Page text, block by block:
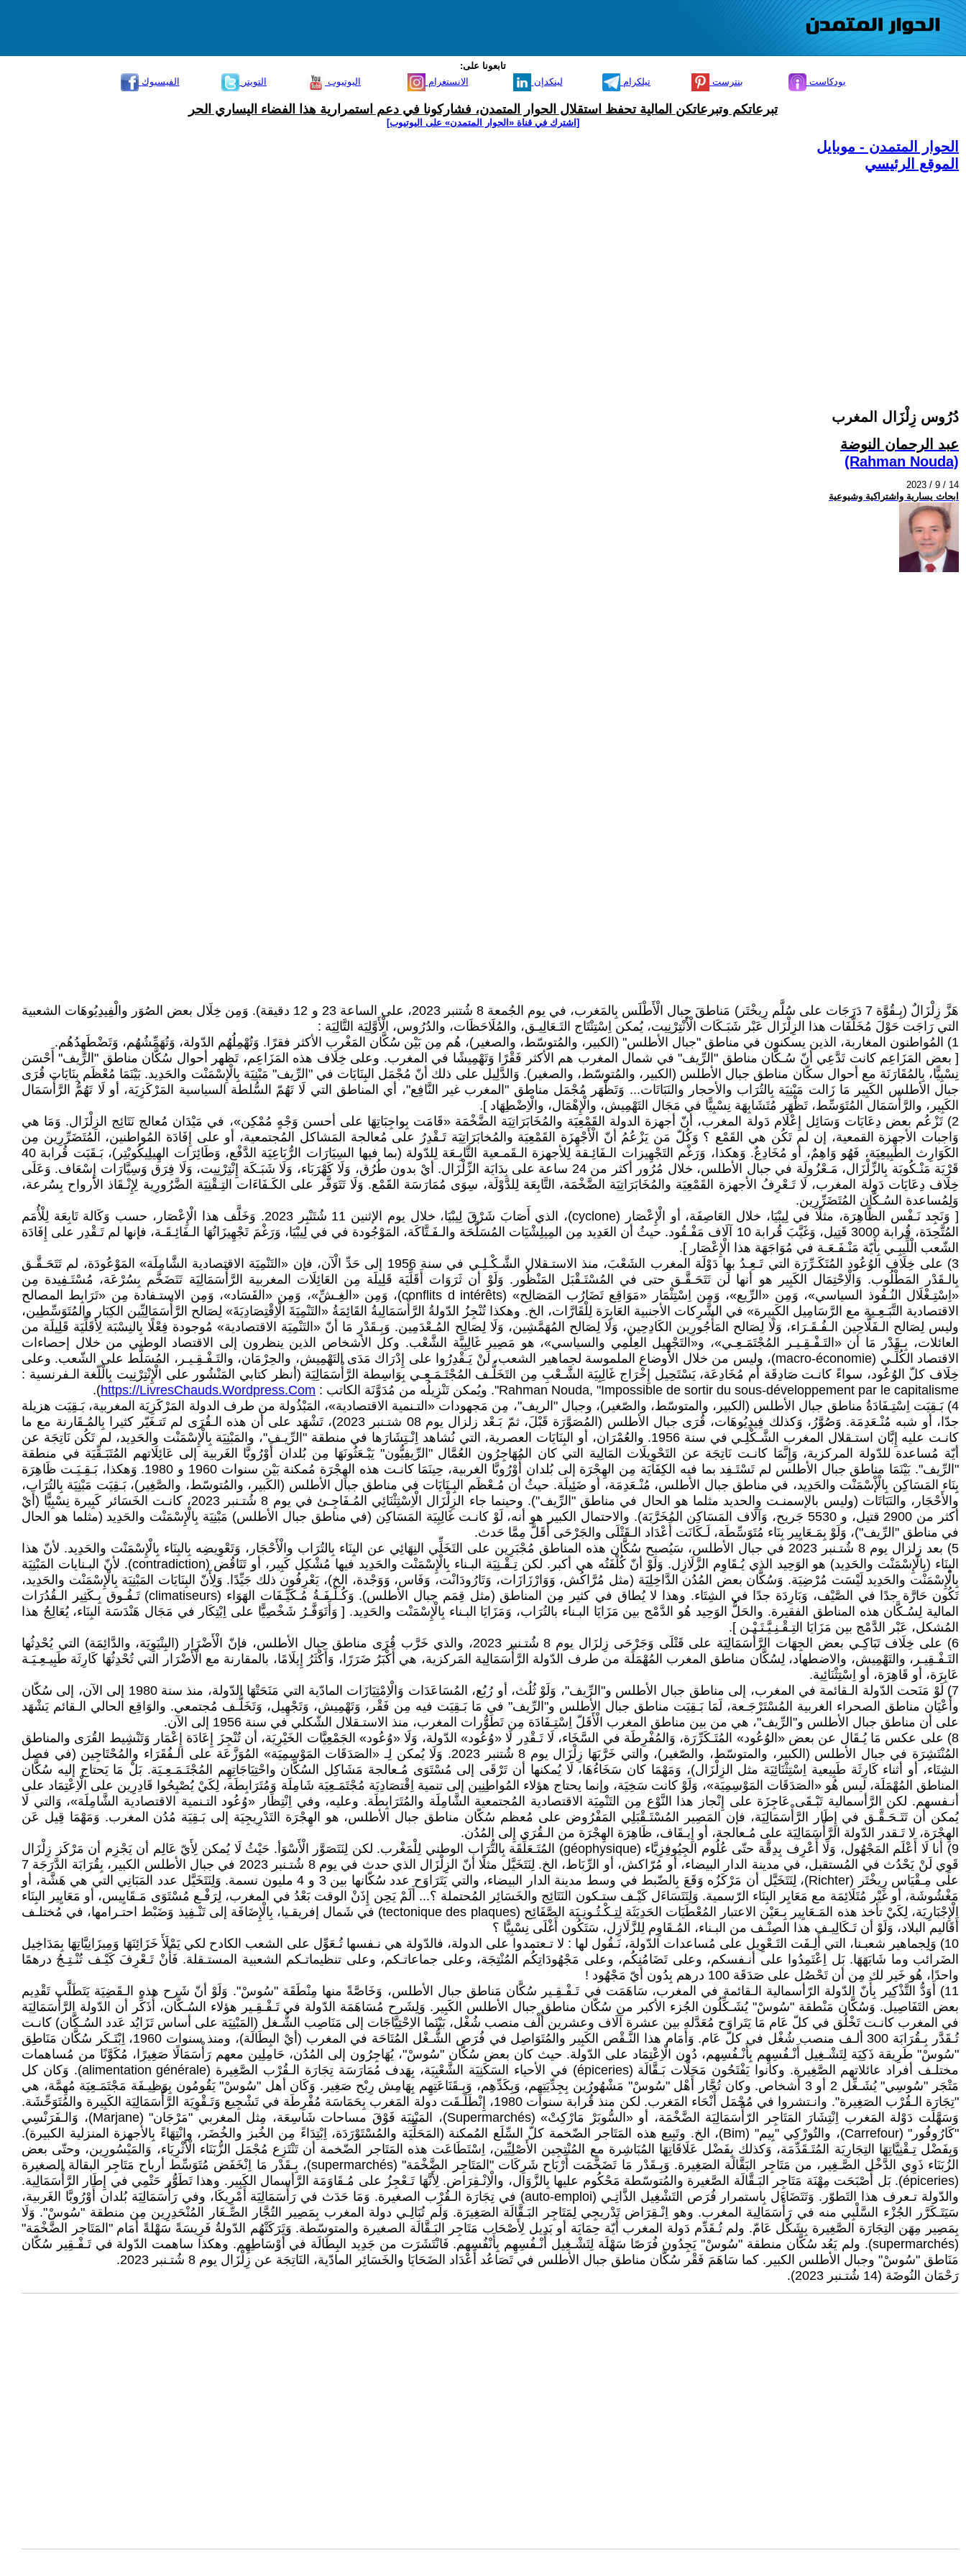
تابعونا على:
الفيسبوك
التويتر اليوتيوب الانستغرام لينكدإن تيلكرام بنترست بودكاست
تبرعاتكم وتبرعاتكن المالية تحفظ استقلال الحوار المتمدن، فشاركونا في دعم استمرارية هذا الفضاء اليساري الحر
[اشترك في قناة ‫«الحوار المتمدن» على اليوتيوب]
الحوار المتمدن - موبايل
الموقع الرئيسي
دُرُوس زِلْزَال المغرب
عبد الرحمان النوضة
(Rahman Nouda)
2023 / 9 / 14
ابحاث يسارية واشتراكية وشيوعية
هَزَّ زِلْزَالٌ (بِـقُوَّة 7 دَرَجَات على سُلَّم رِيخْتَر) مَناطقَ جِبال الْأَطْلَس بِالمَغرب، في يوم الجُمعة 8 شُتنبر 2023، على الساعة 23 و 12 دقيقة). وَمِن خِلَال بعض الصُوَر والْفِيدِيُوهَات الشعبية
التي رَاجَت حَوْلَ مُخَلَّفَات هذا الزِلْزَال عَبْر شَبَـكَات الْأَنْتِرْنِيت، يُمكن اِسْتِنْتَاج التَـعَالِيـق، والمُلَاحَظَات، والدُرُوس، الْأَوَّلِيَة التَّالِيَة :
1) المُواطنون المغاربة، الذين يسكنون في مناطق "جبال الأطلس" (الكبير، والمُتوسّط، والصغير)، هُم مِن بَيْن سُكَّان المَغْرب الأكثر فقرًا. وَتُهْمِلُهُم الدّولة، وَتُهَمِّشُهُم، وَتَضْطَهِدُهُم.
[ بعض المَزَاعِم كانت تَدَّعِي أنّ سُـكَّان مناطق "الرِّيف" في شمال المغرب هم الأكثر فَقْرًا وَتَهْمِيشًا في المغرب. وعلى خِلَاف هذه المَزَاعِم، تَظهر أحوال سُكَّان مناطق "الرِّيف" أَحْسَن
نِسْبِيًّا، بِالمُقَارَنَة مع أحوال سكّان مناطق جبال الأطلس (الكبير، والمُتوسّط، والصغير). وَالدَّلِيل على ذلك أنّ مُجْمَل البِنَايَات في "الرِّيف" مَبْنِيَة بِالْإِسْمَنْت والحَدِيد. بَيْنَمَا مُعْظَم بِنَايَات قُرَى
جبال الأطلس الكَبِير مَا زَالت مَبْنِيَة بِالتُرَاب والأحجار والنَبَاتَات... وَتَظْهَر مُجْمَل مناطق "المغرب غير النَّافِع"، أي المناطق التي لَا تَهُمّ السُّلطة السياسية المَرْكَزِيَة، أو لَا تَهُمُّ الرَّأْسَمَال
الكَبِير، والرَّأْسَمَال المُتَوَسِّط، تَظْهَر مُتَشَابِهَة نِسْبِيًّا في مَجَال التَهْمِيش، والْإِهْمَال، والْاِضْطِهَاد ].
2) تَزْعُم بعض دِعَايَات وَسَائِل إِعْلَام دَولة المغرب، أنّ أجهزة الدولة القَمْعِيَة والمُخَابَرَاتِيَة الضَّخْمَة «قَامَت بِواجِبَاتِهَا على أحسن وَجْهٍ مُمْكِن»، في مَيْدَان مُعالج نَتَائِج الزِلْزَال. وَمَا هي
وَاجبات الأجهزة القمعية، إن لم تَكُن هي القَمْع ؟ وَكُلّ مَن يَزْعُمُ أنّ الْأَجْهِزَة القَمْعِيَة والمُخابَرَاتِيَة تَـقْدِرُ على مُعالجة المَشاكل المُجتمعية، أو على إِفَادَة المُواطنين، المُتَضَرِّرِين مِن
الكَوَارِث الطَبِيعِيَة، فَهُو وَاهِمٌ، أو مُخَادِعٌ. وَهكذا، وَرَغْم التَجْهِيزات الـفَائِـقة لِلأجهزة الـقَمـعية التَّابِـعَة لِلدّولة (بما فيها السِيَارَات الرُّبَاعِيَة الدَّفْع، وَطَائِرَات الهِيلِيكُوبْتِر)، بَـقَيَت قُرابة 40
قَرْيَة مَنْـكُوبَة بِالزِّلْزَال، مَـعْزُولَة في جبال الأطلس، خلال مُرُور أكثر من 24 ساعة على بِدَايَة الزِّلْزَال. أيْ بدون طُرُق، وَلَا كَهْرَبَاء، وَلَا شَبَـكَة إِنْتِرْنِيت، وَلَا فِرَق وَسِيَّارَات إِسْعَاف. وَعَلَى
خِلَاف دِعَايَات دَولة المغرب، لَا تَـعْرِفُ الأجهزة القَمْعِيَة والمُخَابَرَاتِيَة الضَّخْمَة، التَّابِعَة لِلدَّوْلَة، سِوَى مُمَارَسَة القََمْع. وَلَا تَتَوَفَّر على الكَـفَاءَات التِـقْنِيَة الضَّرُورِية لِإِنْـقَاذ الأرواح بِسُرعة،
وَلِمُساعدة السُـكَّان المُتَضَرِّرِين.
[ وَنَجِد نَـفْس الظَّاهِرَة، مثلًا في لِيبْيَا، خلال العَاصِفَة، أو الْإِعْصَار (cyclone)، الذي أَصَابَ شَرْقَ لِيبْيَا، خلال يوم الإثنين 11 شُتَنْبِر 2023. وَخَلَّف هذا الْإِعْصَار، حسب وَكَالة تَابِعَة لِلْأُمَم
المُتَّحِدَة، قُرابة 3000 قَتِيل، وَغَيَّبَ قُرابة 10 آلَاف مَفْـقُود. حيثُ أن العَدِيد مِن المِيلِشْيَات المُسَلَّحَة والـفَـتَّاكَة، المَوْجُودة في في لِيبْيَا، وَرَغْمَ تَجْهِيزَاتُهَا الـفَائِـقَـة، فإنها لم تَـقْدِر على إِفَادَة
الشّعب الْلِّيبِـي بِأَيّة مَنْـفَـعَـة في مُوَاجَهَة هذا الْإِعْصَار ].
3) على خِلَاف الوُعُود المُتَكَـرِّرَة التي تَـعِـدُ بها دَوْلَة المغرب الشَعْبَ، منذ الاستـقلال الشَّـكْـلِـي في سنة 1956 إلى حَدِّ الْآن، فإن «التَنْمِيَة الاقتصادية الشَّامِلَة» المَوْعُودَة، لم تَتَحَـقَّـق
بِالـقَدْر المَطْلُوب. وَالْاِحْتِمَال الكَبِير هو أنها لَن تَتَحَـقَّـق حتى في المُسْتَـقْبَل المَنْظُور. وَلَوْ أن ثَرَوَات أَقَلِّيَة قَلِيلَة مِن العَائِلَات المغربية الرَّأْسَمَالِيَة تَتَضَخَّم بِسُرْعَة، مُسْتَـفِيدة مِن
«اِسْتِـغْلَال النُـفُوذ السياسي»، وَمِن «الرِّيع»، وَمِن اِسْتِثْمَار «مَوَاقِع تَضَارُب المَصَالِح» (conflits d intérêts)، وَمِن «الغِـشِّ»، وَمِن «الفَسَاد»، وَمِن الاستـفادة مِن «تَرَابِط المصالح
الاقتصادية التَّبَـعِـية مع الرَّسَامِيل الكَبِيرة» في الشَّرِكات الأجنبية العَابِرَة لِلْقَارَّات، الخ. وهكذا تُنْجِزُ الدّولةُ الرَّأْسَمَالِيةُ القَائِمَةُ «التَنْمِيَةَ الْاِقْتِصَادِيَةَ» لِصَالح الرَّأْسَمَالِيِّين الكِبَار والمُتَوَسِّطِين،
وليس لِصَالح الـفَلَّاحِين الـفُـقَـرَاء، وَلَا لِصَالح المَأْجُورِين الكَادِحِين، وَلَا لِصَالح المُهَمَّشِين، وَلَا لِصَالِح المُـعْدَمِين. وَبِـقَدْرِ مَا أنّ «التَنْمِيَة الاقتصادية» مُوجودة فِعْلًا بِالنِسْبَة لِأَقَلِّيَة قَلِيلَة من
العائلات، بِـقَدْر مَا أن «التَـفْـقِـيـر المُجْتَمَـعِـي»، و«التَجْهِيل العِلْمِي والسياسي»، هو مَصِير غَالِبِيَّة الشَّعْب. وكل الأشخاص الذين ينظرون إلى الاقتصاد الوطني من خلال إحصاءات
الاقتصاد الكُلِّـي (macro-économie)، وليس من خلال الأوضاع الملموسة لجماهير الشعب، لَنْ يَـقْدِرُوا على إِدْرَاك مَدَى التَهْمِيش، والحِرْمَان، والتَـفْـقِـيـر، المُسَلَّط على الشّعب. وعلى
خِلَاف كلّ الوُعُود، سواءً كانـت صَادِقَة أم مُخَادِعَة، يَسْتَحِيل إِخْرَاج غَالِبِيَة الشَّـعْبِ مِن التَخَلُّـف المُجْتَـمَـعِـي بِوَاسِطة الرَّأْسَمَالِيَة (أنظر كتابي المَنْشُور على الْإِنْتِرْنِيت بِالْلّغة الـفرنسية :
Rahman Nouda, "Impossible de sortir du sous-développement par le capitalisme". ويُمكن تَنْزِيلُه من مُدَوَّنَة الكاتب :
https://LivresChauds.Wordpress.Com
).
4) بَـقِيَت اِسْتِـفَادَةُ مناطق جبال الأطلس (الكبير، والمتوسّط، والصّغير)، وجبال "الريف"، مِن مَجهودات «التـنمية الاقتصادية»، المَبْذُولة من طرف الدولة المَرْكَزِيَة المغربية، بَـقِيَت هزيلة
جدّا، أو شبه مُنْـعَدِمَة. وَصُوَّرُ، وَكذلك فِيدِيُوهَات، قُرَى جبال الأطلس (المُصَوَّرَة قَبْلَ، ثمّ بَـعْد زلزال يوم 08 شتـنبر 2023)، تَشْهَد على أن هذه الـقُرَى لم تَتـغَيّر كثيرا بِالمُـقَارنة مع ما
كانـت عليه إِبَّان استـقلال المغرب الشَّـكْلِـي في سنة 1956. والعُمْرَان، أو البِنَايَات العصرية، التي نُشاهد اِنْـتِشَارَها في منطقة "الرِّيـف"، والمَبْنِيَة بِالْإِسْمَنْت والحَدِيد، لم تَكُن نَاتِجَة عن
أيّة مُساعدة للدّولة المركزية، وَإِنَّمَا كانـت نَاتِجَة عن التَحْوِيلَات المَالِية التي كان المُهَاجِرُون العُمَّال "الرِّيفِيُّون" يَبْـعَثُونَهَا مِن بُلدان أَوْرُوبَّا الغَربية إلى عَائِلَاتهم المُتَبَـقِّيَة في منطقة
"الرِّيف". بَيْنَمَا مناطق جبال الأطلس لم تَسْتَـفِد بما فيه الكِفَايَة مِن الهِجْرَة إلى بُلدان أَوْرُوبَّا الغربية، حِينَمَا كانـت هذه الهِجْرَة مُمكنة بَيْن سنوات 1960 و 1980. وَهكذا، بَـقِـيَـت ظَاهِرَة
بِنَاء المَسَاكِن بِالْإْسْمَنْت والحَدِيد، في مناطق جبال الأطلس، مُنْـعَدِمَة، أو ضَئِيلَة. حيثُ أن مُـعْظَم البِـنَايَات في مناطق جبال الأطلس (الكَبير، والمُتوسّط، والصَّغِير)، بَـقِيَت مَبْنِيَة بِالتُرَاب،
والأَحْجَار، والنَبَاتَات (وليس بالإسمنـت والحديد مثلما هو الحال في مناطق "الرِّيف"). وحينما جاء الزِلْزَال الْاِسْتِثْنَائِي المُـفَاجِـئ في يوم 8 شُتـنبر 2023، كانـت الخَسَائر كَبِيرة نِسْبِيًّا (أَيْ
أكثر من 2900 قتيل، و 5530 جَريح، وَآلَاف المَسَاكِن المُخَرَّبَة). والاحتمال الكبير هو أنه، لَوْ كانـت غَالِبِيَة المَسَاكِن (في مناطق جبال الأطلس) مَبْنِيَة بِالْإِسْمَنْت والحَدِيد (مثلما هو الحال
في مناطق "الرِّيف")، وَلَوْ بِمَـعَايِير بِنَاء مُتَوَسِّطَة، لَـكَانَت أَعْدَاد الـقَتْلَى والجَرْحَى أَقَلَّ مِمَّا حَدث.
5) بعد زِلزال يوم 8 شُتـنبر 2023 في جبال الأطلس، سَيُصبح سُكَّان هذه المناطق مُجْبَرِين على التَخَلِّي النِهَائِي عن البِنَاء بِالتُرَاب والْأَحْجَار، وَتَعْوِيضِه بِالبِنَاء بِالْإِسْمَنْت والحَدِيد. لأنّ هذا
البِنَاء (بِالْإِسْمَنْت والحَدِيد) هو الوَحِيد الذي يُـقَاوِم الزَّلَازِل. وَلَوْ أنّ كُلْفَتُه هي أكبر. لكن تِـقْـنِيَة البـناء بِالْإِسْمَنْت والحَدِيد فيها مُشْكِل كَبِير، أو تَنَاقُض (contradiction). لأنّ البـنايات المَبْنِيَة
بِالْإِسْمَنْت والحَدِيد لَيْسَت مُرْضِيَة. وَسُكَّان بعض المُدُن الدَّاخِلِيَة (مثل مُرَّاكُش، وَوَارْزَازَات، وَتَارُودَانْت، وَفَاس، وَوَجْدة، الخ)، يَعْرِفُون ذلك جَيِّدًا. وَلِأَنّ البِنَايَات المَبْنِيَة بِالْإِسْمَنْت والحَدِيد،
تَكُون حَارَّة جدًا في الصَّيْف، وَبَارِدَة جدًا في الشِتَاء. وهذا لا يُطاق في كثير مِن المناطق (مثل قِمَم جبال الأطلس). وَكُـلْـفَـةُ مُـكَيِّـفَات الهَوَاء (climatiseurs) تَـفُـوق بِـكَثِير الـقُدُرَات
المالية لِسُـكَّان هذه المناطق الفقيرة. والحَلُّ الوَحِيد هُو الدَّمْج بين مَزَايَا البـناء بالتُرَاب، وَمَزَايَا البـناء بِالْإِسْمَنْت والحَدِيد. [ وَأَتَوَفَّـرُ شَخْصِيًّا على اِبْتِكَار في مَجَال هَنْدَسَة البِنَاء، يُعَالِجُ هذا
المُشكل، عَبْر الدَّمْج بين مَزَايَا التِـقْـنِـيَّـتَـيْـن ].
6) على خِلَاف تَبَاكِـي بعض الجِهَات الرَّأْسَمَالِيَة على قَتْلَى وَجَرْحَى زِلزَال يوم 8 شُتـنبر 2023، والذي خَرَّب قُرَى مناطق جبال الأطلس، فإنّ الْأَضْرَار (البِنْيَوِيَة، والدَّائِمَة) التي يُحْدِثُها
التَـفْـقِيـر، والتَهْمِيش، والاضطهاد، لِسُكَّان مناطق المغرب المُهْمَلَة من طرف الدّولة الرَّأْسَمَالِية المَركزية، هي أَكْبَرُ ضَرَرًا، وَأَكْثَرُ إِيلَامًا، بالمقارنة مع الْأَضْرَار التي تُحْدِثُهَا كَارِثَة طَبِيـعِـيَـة
عَابِرَة، أو قَاهِرَة، أو اِسْتِثْنَائِية.
7) لَوْ مَنَحت الدّولة الـقائمة في المغرب، إلى مناطق جبال الأطلس و"الرِّيف"، وَلَوْ ثُلُث، أو رُبُع، المُسَاعَدَات وَالْاِمْتِيَازَات المادّية التي مَنَحَتْهَا الدّولة، منذ سنة 1980 إلى الآن، إلى سُكّان
وأَعْيَان مناطق الصحراء الغربية المُسْتَرْجَـعة، لَمَا بَـقِيَت مناطق جبال الأطلس و"الرِّيف" في مَا بَـقِيَت فيه مِن فَقْر، وَتَهْمِيش، وَتَجْهِيل، وَتَخَلُّـف مُجتمعي. والوَاقِع الحالي الـقائم يَشْهَد
على أن مناطق جبال الأطلس و"الرِّيف"، هي من بين مناطق المغرب الْأَقَلّ اِسْتِـفَادَة مِن تَطَوُّرات المغرب، منذ الاستـقلال الشّكلي في سنة 1956 إلى الآن.
8) على عكس مَا يُـقَال عن بعض «الوُعُود» المُتَـكَرِّرَة، وَالمُفْرِطَة في السَّخَاء، لَا تَـقْدِر لَا «وُعُود» الدّولة، وَلَا «وُعُود» الجَمْعِيَّات الخَيْرِيَة، أن تُنْجِزَ إِعَادَة إِعْمَار وَتَنْشِيط القُرَى والمناطق
المُنْتَشِرَة في جبال الأطلس (الكبير، والمتوسّط، والصّغير)، والتي خَرَّبَهَا زِلْزَال يوم 8 شُتنبر 2023. وَلَا يُمكن لِـ «الصَدَقَات المَوْسِمِيَة» المُوَزَّعَة على الـفُقَرَاء والمُحْتَاجِين (في فصل
الشِتَاء، أو أثناء كَارِثَة طَبِيعية اِسْتِثْنَائِيَة مثل الزِلْزَال)، وَمَهْمَا كان سَخَاءُهَا، لَا يُمكنها أن تَرْقَى إلى مُسْتَوَى مُـعالجة مَشَاكِل السُكَّان واحْتِيَاجَاتِهِم المُجْتَـمَـعِـيَة. بَلْ مَا يَحتاج إليه سُكَّان
المناطق المُهْمَلَة، ليس هُو «الصَدَقَات المَوْسِمِيَة»، وَلَوْ كانت سَخِيَة، وإنما يحتاج هؤلاء المُواطِنِين إلى تنمية اِقْتصَادِيَة مُجْتَمَـعِيَة شَامِلَة وَمُتَرَابِطَة، لِكَيْ يُصْبِحُوا قَادِرِين على الْاِعْتِمَاد على
أنـفسهم. لكن الرَّأسمالية تَبْـقَى عَاجِزَة على إِنْجاز هذا النَّوْع مِن التَنْمِيَة الاقتصادية المُجتمعية الشَّامِلَة والمُتَرَابِطَة. وعليه، وفي اِنْتِظَار «وُعُود التـنمية الاقتصادية الشَّامِلَة»، وَالتي لَا
يُمكن أن تَتَـحَـقَّـق في إِطَار الرَّأْسَمَالِيَة، فإن المَصِير المُسْتَـقْبَلِي المَفْرُوض على مُعظم سُكّان مناطق جبال الأطلس، هو الهِجْرَة التَدْرِيجِيَة إلى بَـقِيَة مُدُن المغرب. وَمَهْمَا قِيل عَن
الهِجْرَة، لا تَـقدر الدّولة الرَّأْسَمَالِيَة على مُـعالجة، أو إِيـقَاف، ظَاهِرَة الهِجْرَة من الـقُرَى إِلى المُدُن.
9) أنا لَا أَعْلَم المَجْهُول، وَلَا أَعْرِف بِدِقَّة حتّى عُلُوم الجِيُوفِزِيَّاء (géophysique) المُتَـعَلِّقَة بِالتُّرَاب الوطني لِلْمَغْرب. لكن لِنَتَصَوَّر الْأَسْوَأ. حَيْثُ لَا يُمكن لِأَيّ عَالِم أن يَجْزِم أن مَرْكَز زِلْزَال
قَوِي لَنْ يَحْدُث في المُستقبل، في مدينة الدار البيضاء، أو مُرّاكش، أو الرِّبَاط، الخ. لِنَتَخَيَّل مثلًا أنّ الزِلْزَال الذي حدث في يوم 8 شُتـنبر 2023 في جبال الأطلس الكبير، بِقُرَابَة الدَّرَجَة 7
على مِـقْيَاس رِيخْتَر (Richter)، لِنَتَخَيَّل أن مَرْكَزُه وَقَعَ بِالضّبط في وسط مدينة الدار البيضاء، والتي يَتَرَاوَح عدد سُكّانها بين 3 و 4 مليون نسمة. وَلِنَتَخَيَّل عدد المَبَانِي التي هي هَشَّة، أو
مَغْشُوشَة، أو غَيْر مُتَلَائِمَة مع مَعَايِر البِنَاء الرّسمية. وَلِنَتَسَاءَل كَيْـف ستـكون النَتَائِج والخَسَائِر المُحتملة ؟... أَلَمْ يَحِن إِذَنْ الوقت بَعْدُ في المغرب، لِرَفْـع مُسْتَوَى مَـقَايِيس، أو مَعَايِير البِنَاء
الْإِجْبَارِيَة، لِكَيْ تأخذ هذه المَـعَايِير بِـعَيْن الاعتبار المُعْطَيَات الحَدِيَثَة لِتِـكْـتُـونِـيَة الصَّفَائِح (tectonique des plaques) في شَمال إفريقـيا، بِالْإِضَافَة إلى تَنْـفِيذ وَضَبْط احتـرامها، في مُختلـف
أَقَاليم البلاد، وَلَوْ أن تَـكَالِيـف هذا الصِنْـف من البـناء، المُـقَاوِم لِلزَّلَازِل، سَتَكُون أَغْلَى نِسْبِيًّا ؟
10) وَلِجماهير شعبـنا، التي أَلِـفَت التَـعْوِيل على مُساعدات الدّولة، نَـقُول لها : لا تـعتمدوا على الدولة، فالدّولة هي نـفسها تُـعَوِّل على الشعب الكادح لكي يَمْلَأَ خَزَائِنَهَا وَمِيزَانِيَّاتِهَا بِمَدَاخِيل
الضَرائب وما شَابَهَهَا. بَل اِعْتَمِدُوا على أنـفسكم، وعلى تَضَامُنِكُم، وعلى مَجْهُودَاتِكُم المُنْتِجَة، وعلى جماعاتـكم، وعلى تنظيماتـكم الشعبية المستـقلة. فَأَنْ تَـعْرِفَ كَيْـف تُنْـتِـجُ درهمًا
واحدًا، هُو خَير لك مِن أن تَحْصُل على صَدَقَة 100 درهم بِدُون أيّ مَجْهُود !
11) أَوَدُّ التَّذْكِير بِأَنّ الدّولة الرّأسمالية الـقائمة في المغرب، سَاهَمَت في تَـفْـقِـير سُكَّان مَناطق جبال الأطلس، وَخَاصَّةً منها مِنْطَقَة "سُوسْ". وَلَوْ أنّ شَرح هذه الـقَضِيَة يَتَطَلَّب تَقْدِيم
بعض التَفَاصِيل. وَسُكَّان مَنْطقة "سُوسْ" يُشَـكِّلُون الجُزء الأكبر من سُكّان مناطق جبال الأطلس الكَبِير. وَلِشَرح مُسَاهَمَة الدّولة في تَـفْـقِـير هؤلاء السُـكَّان، أُذَكِّر أن الدّولة الرَّأْسَمَالِيَة
في المغرب كانـت تَخْلُق في كلّ عَام مَا يَتَراوَح مُعَدَّله بين عشرة آلَاف وعشرين أَلْف منصب شُغْل، بَيْنَما الاِحْتِيَّاجَات إلى مَنَاصِب الشُّـغل (المَبْنِيَة على أساس تَزَايُد عَدد السُـكَّان) كانـت
تُـقَدَّر بِـقُرَابَة 300 ألـف منصب شُغْل في كلّ عَام. وَأَمَام هذا النَّـقْص الكَبِير والمُتَوَاصِل في فُرَص الشُّـغْل المُتَاحَة في المغرب (أيْ البِطَالَة)، ومنذ سنوات 1960، اِبْتَـكَر سُكَّان مَنَاطِق
"سُوسْ" طَرِيقة ذَكِيَة لِتَشْـغِيل أَنْـفُسِهِم بِأَنْـفُسِهم، دُون الْاِعْتِمَاد على الدّولة. حيث كان بعض سُكَّان "سُوسْ"، يُهَاجِرُون إلى المُدُن، حَامِلِين معهم رَأْسَمَالًا صَغِيرًا، مُكَوَّنًا من مُساهمات
مختلـف أفراد عائلاتهم الصَّغِيرة. وكانوا يَفْتَحُون مَحَلَّات بَـقَّالَة (épiceries) في الأحياء السَكَنِيَة الشَّعْبِيَة، بِهَدف مُمَارَسَة تِجَارَة الـقُرْب الصَّغِيرة (alimentation générale). وَكان كل
مَتْجَر "سُوسِي" يُشَـغِّل 2 أو 3 أَشخاص. وكان تُجَّار أَهْل "سُوسْ" مَشْهُورُين بِجِدِّيَتِهِم، وَبِكَدِّهِم، وَبِـقَنَاعَتِهِم بِهَامِش رِبْح صَغِير. وَكَان أهل "سُوسْ" يَقُومُون بِوَظِيـفَة مَجْتَمَـعِيَة مُهِمَّة، هي
"تِجَارَة الـقُرْب الصَغِيرة". وانـتشروا في مُجْمَل أَنْحَاء المَغرب. لكن منذ قُرابة سنوات 1980، إِنْطَلَـقَت دولة المَغرب بِحَمَاسَة مُفْرِطَة في تَشْجِيع وَتَـقْوِيَة الرَّأْسَمَالِيَة الكَبِيرة والمُتَوَحِّشَة.
وَسَهَّلَت دَوْلة المَغرب اِنْتِشَارَ المَتَاجِر الرّأْسَمَالِيَة الضَّخْمَة، أو «السُّوبَرْ مَارْكِتْ» (Supermarchés)، المَبْنِيَة فَوْقَ مساحات شَاسِعَة، مِثل المغربي "مَرْجَان" (Marjane)، وَالـفَرَنْسِي
"كَارُوفُور" (Carrefour)، والتُورْكِي "بِيم" (Bim)، الخ. وتَبِيع هذه المَتَاجر الضّخمة كلّ السِّلَع المُمكنة (المَحَلِّيَة والمُسْتَوْرَدَة، اِبْتِدَاءً مِن الخُبز والخُضَر، وانْتِهَاءً بِالأجهزة المنزلية الكبيرة).
وَبِفَضْل تِـقْنِيَّاتِهَا التِجَارِيَة المُتَـقَدِّمَة، وَكذلك بِفَضْل عَلَاقَاتِهَا المُبَاشِرة مع المُنْتِجِين الأَصْلِيِّين، اِسْتَطَاعَت هذه المَتَاجر الضّخمة أن تَنْتَزِع مُجْمَل الزُّبَنَاء الْأَثْرِيَاء، وَالمَيْسُورِين، وحتّى بعض
الزُبَنَاء ذَوِي الدَّخْل الصَّـغِير، من مَتَاجِر البَقَّالَة الصَغِيرة. وَبِـقَدْر مَا تَضَخَّمَت أَرْبَاح شَرِكَات "المَتَاجِر الضَّخْمَة" (supermarchés)، بِـقَدْر مَا اِنْخَفَض مُتَوَسِّط أرباح مَتَاجِر البقالة الصغيرة
(épiceries). بَل أَصْبَحَت مِهْنَة مَتَاجِر البَـقَّالَة الصَّغيرة والمُتوسّطة مَحْكُوم عليها بِالزَّوَال، والْاِنْـقِرَاض. لِأَنَّهَا تَـعْجِزُ على مُـقَاوَمَة الرَّأسمال الكَبِير. وهذا تَطَوُّر حَتْمِي في إِطَار الرَّأْسَمَالِية.
والدّولة تـعرف هذا التَطوّر. وَتَتَضَاءَل بِاستمرار فُرَص التَشْغِيل الذَّاتِـي (auto-emploi) في تِجَارَة الـقُرْب الصغيرة. وَمَا حَدَث في رَأْسَمَالِيَة أَمْرِيكَا، وفي رَأْسَمَالِيَة بُلدان أَوْرُوبَّا الغَربية،
سَيَتَـكَرَّر الجُزْء السَّلْبِي منه في رَأْسَمَالِية المغرب. وهو اِنْـقِرَاض تَدْريجِي لِمَتَاجِر البَـقَّالَة الصَغِيرَة. وَلَم تُبَالِـي دولة المغرب بِمَصِير التُجَّار الصِّـغَار المُنْحَدِرِين مِن منطقة "سُوسْ". وَلَا
بِمَصِير مِهَن التِجَارَة الصَّغِيرة بِشَكْل عَامّ. ولم تُـقَدِّم دَولة المغرب أَيّة حِمَايَة أو بَدِيل لِأَصْحَاب مَتَاجِر البَـقَّالَة الصغيرة والمتوسّطة. وَتَرَكَتْهُم الدّولةُ فَرِيسَةً سََهْلةً أَمَام "المَتَاجر الضَّخْمَة"
(supermarchés). ولم يَعُد سُكَّان منطقة "سُوسْ" يَجِدُون فُرَصًا سَهْلَة لِتَشْـغِيل أَنْـفُسِهِم بِأَنْفُسِهم. فَانْتَشَرَت من جَدِيد البِطَالَة في أَوْسَاطِهِم. وهكذا ساهمت الدّولة في تَـفْـقِير سُكّان
مَنَاطق "سُوسْ" وجبال الأطلس الكبير. كما سَاهَمَ فَقْر سُكَّان مناطق جبال الأطلس في تَصَاعُد أَعْدَاد الضَحَايَا والخَسَائِر المادّية، النَاتِجَة عن زِلْزَال يوم 8 شُتـنبر 2023.
رَحْمَان النُوضَة (14 شُتـنبر 2023).